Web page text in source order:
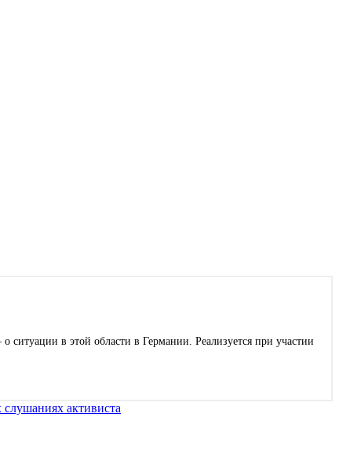
в этой области в Германии. Реализуется при участии
активиста